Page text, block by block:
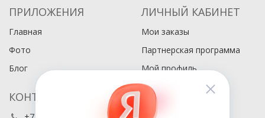
ПРИЛОЖЕНИЯ
Главная
Фото
Блог
ЛИЧНЫЙ КАБИНЕТ
Мои заказы
Партнерская программа
Мой профиль
КОНТАКТЫ